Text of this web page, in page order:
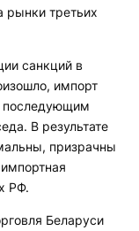
рынки третьих
санкций в
импорт
последующим
В результате
призрачны
РФ.
Беларуси